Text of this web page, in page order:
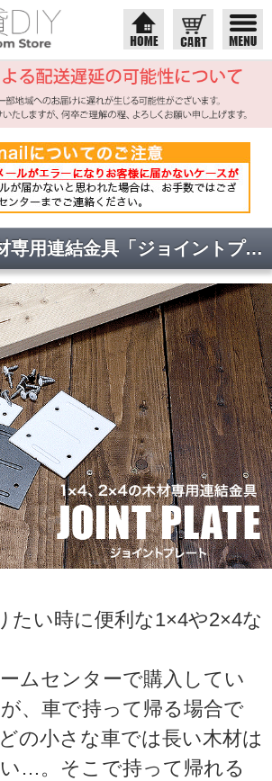
1×4、2×4の木材専用連結金具「ジョイントプレート」
たい時に便利な1×4や2×4な
ムセンターで購入してい
、車で持って帰る場合で
の小さな車では長い木材は
…。そこで持って帰れる